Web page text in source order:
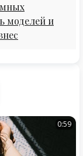
моделей и
0:59